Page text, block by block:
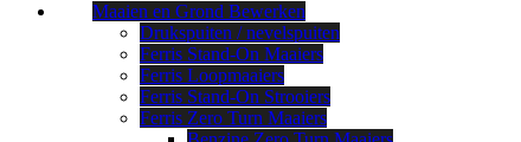
Maaien en Grond Bewerken
Drukspuiten / nevelspuiten
Ferris Stand-On Maaiers
Ferris Loopmaaiers
Ferris Stand-On Strooiers
Ferris Zero Turn Maaiers